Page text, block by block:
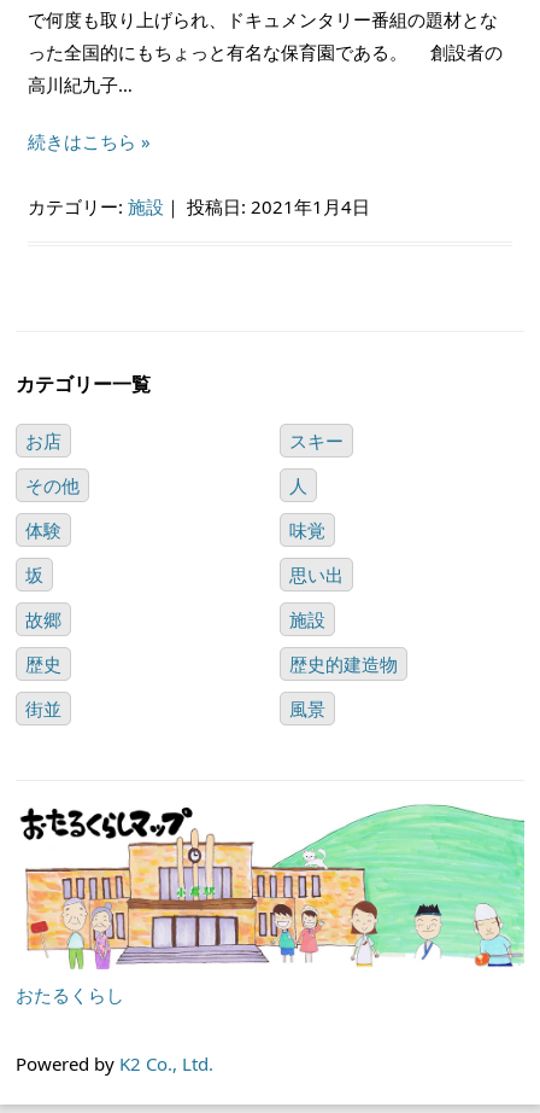
で何度も取り上げられ、ドキュメンタリー番組の題材とな
った全国的にもちょっと有名な保育園である。 創設者の
高川紀九子…
続きはこちら »
カテゴリー:施設 ｜投稿日: 2021年1月4日
カテゴリー一覧
お店
スキー
その他
人
体験
味覚
坂
思い出
故郷
施設
歴史
歴史的建造物
街並
風景
おたるくらし
Powered by K2 Co., Ltd.